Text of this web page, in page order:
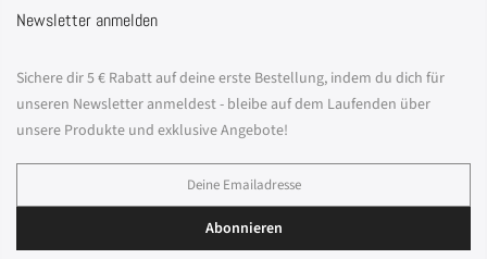
Newsletter anmelden
Sichere dir 5 € Rabatt auf deine erste Bestellung, indem du dich für
unseren Newsletter anmeldest - bleibe auf dem Laufenden über
unsere Produkte und exklusive Angebote!
Abonnieren